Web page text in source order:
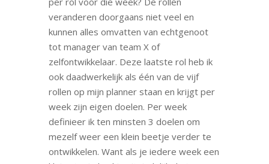
veranderen doorgaans niet veel en
kunnen alles omvatten van echtgenoot
tot manager van team X of
zelfontwikkelaar. Deze laatste rol heb ik
ook daadwerkelijk als één van de vijf
rollen op mijn planner staan en krijgt per
week zijn eigen doelen. Per week
definieer ik ten minsten 3 doelen om
mezelf weer een klein beetje verder te
ontwikkelen. Want als je iedere week een